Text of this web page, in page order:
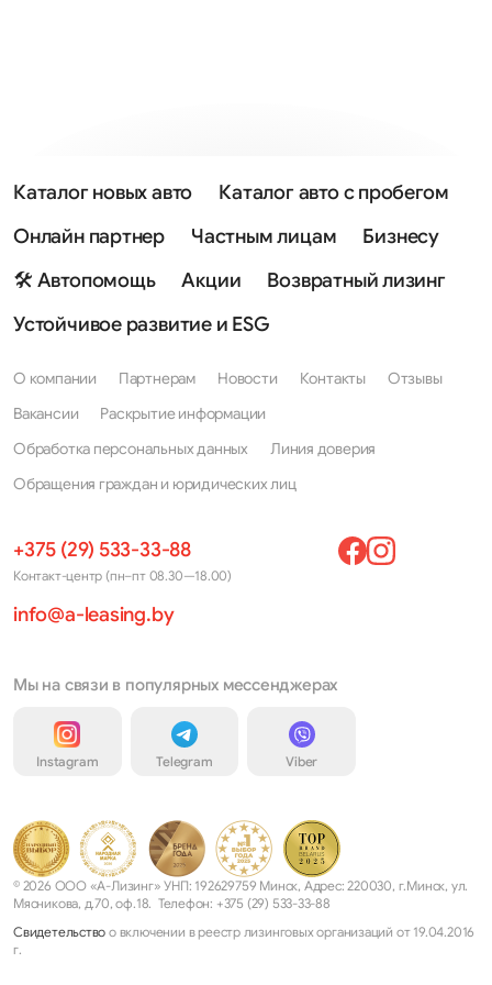
Каталог новых авто
Каталог авто с пробегом
Онлайн партнер
Частным лицам
Бизнесу
🛠 Автопомощь
Акции
Возвратный лизинг
Устойчивое развитие и ESG
О компании Партнерам Новости Контакты
Отзывы
Вакансии
Раскрытие информации
Обработка персональных данных
Линия доверия
Обращения граждан и юридических лиц
+375 (29) 533-33-88
Контакт-центр (пн–пт 08.30—18.00)
info@a-leasing.by
Мы на связи в популярных мессенджерах
Instagram Telegram Viber
© 2026 ООО «А-Лизинг» УНП: 192629759 Минск, Адрес: 220030, г.Минск, ул.
Мясникова, д.70, оф.18. Телефон: +375 (29) 533-33-88
Свидетельство о включении в реестр лизинговых организаций от 19.04.2016
г.